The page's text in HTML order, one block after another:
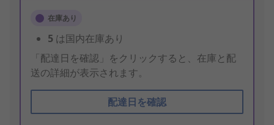
在庫あり
5 は国内在庫あり
「配達日を確認」をクリックすると、在庫と配
送の詳細が表示されます。
配達日を確認